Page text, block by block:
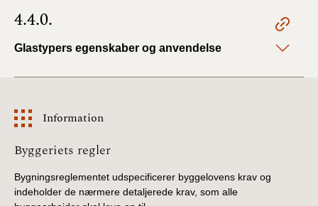
4.4.0.
Glastypers egenskaber og anvendelse
Information
Information
Byggeriets regler
Bygningsreglementet udspecificerer byggelovens krav og
indeholder de nærmere detaljerede krav, som alle